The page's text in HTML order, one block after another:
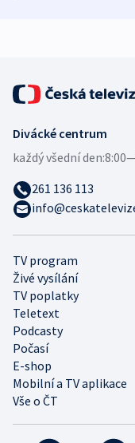
TV program
Živé vysílání
TV poplatky
Teletext
Podcasty
Počasí
E-shop
Mobilní a TV aplikace
Vše o ČT
Divácké centrum
každý všední den:
261 136 113